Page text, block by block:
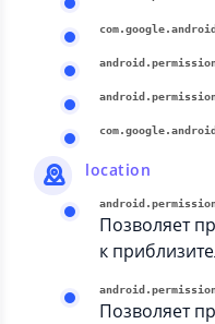
location
Позволяет
к
Позволяет